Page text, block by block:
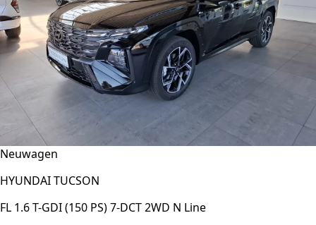
Neuwagen
HYUNDAI TUCSON
FL 1.6 T-GDI (150 PS) 7-DCT 2WD N Line